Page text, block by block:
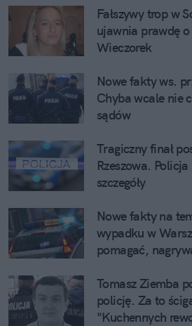
Fałszywy trop w
ujawnia prawdę
Wieczorek
Nowe fakty ws.
Chyba wcale nie
sądów
Tragiczny finał
Rzeszowa.
szczegóły
Nowe fakty na
wypadku w
pomagać,
Tomasz Ziemba
policję. Za to
"Kuchennych